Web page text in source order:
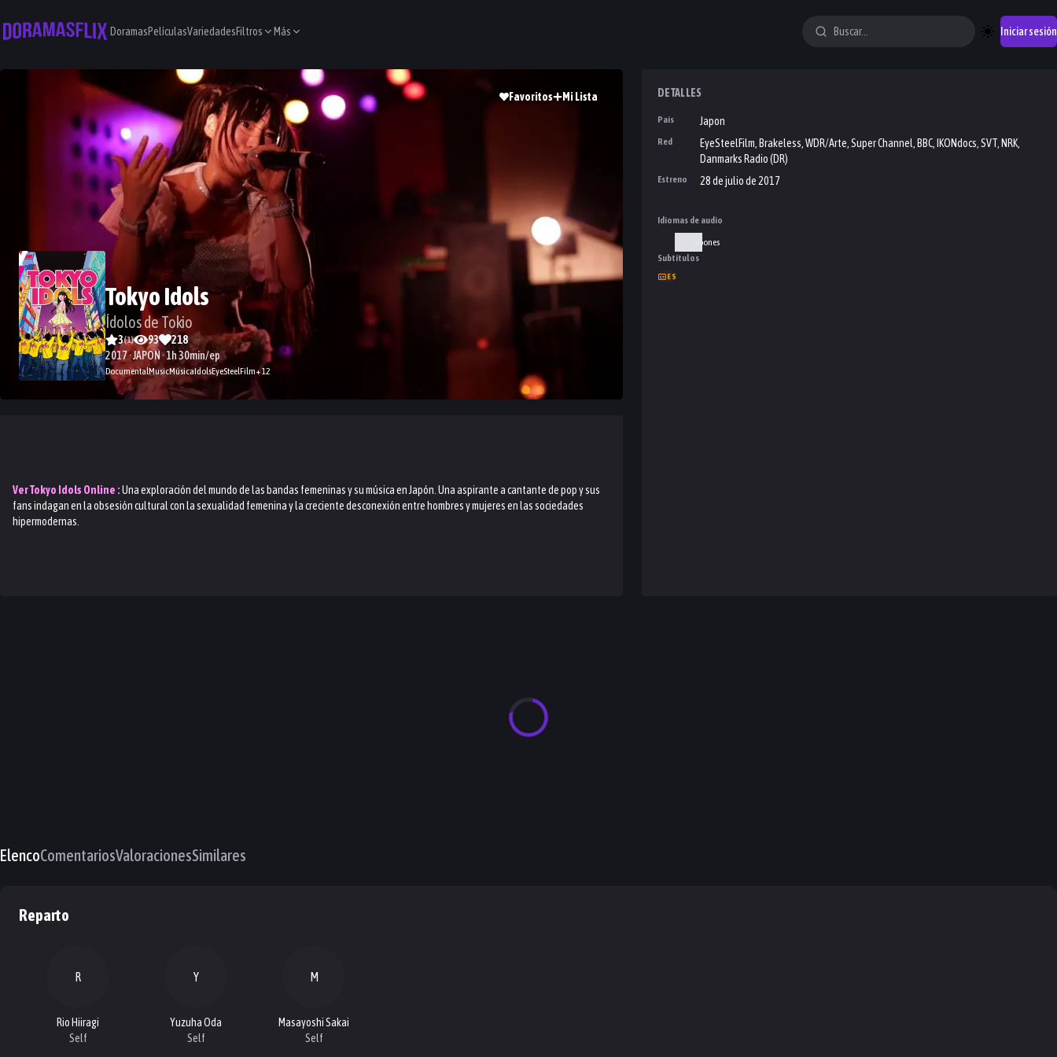
DoramasPelículasVariedadesFiltros Más Iniciar sesión
Favoritos Mi Lista
Tokyo Idols
Ídolos de Tokio
3(1) 93
218
2017 · JAPON · 1h 30min/ep
DocumentalMusicMúsicaIdolsEyeSteelFilm+12
VerTokyo Idols Online :Una exploración del mundo de las bandas femeninas y su música en Japón. Una aspirante a cantante de pop y sus
fans indagan en la obsesión cultural con la sexualidad femenina y la creciente desconexión entre hombres y mujeres en las sociedades
hipermodernas.
DETALLES
País Japon
Red
EyeSteelFilm, Brakeless, WDR/Arte, Super Channel, BBC, IKONdocs, SVT, NRK,
Danmarks Radio (DR)
Estreno 28 de julio de 2017
Idiomas de audio
Japones
Subtítulos
ES
ElencoComentariosValoracionesSimilares
Reparto
R
Rio Hiiragi
Self
Y
Yuzuha Oda
Self
M
Masayoshi Sakai
Self